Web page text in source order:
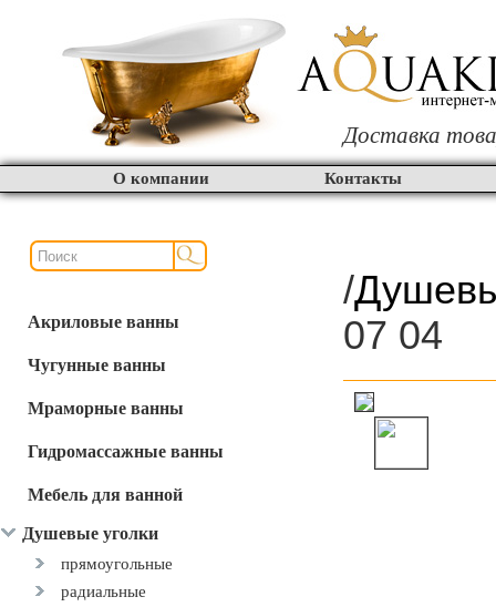
Доставка
О компании Контакты
Акриловые ванны
Чугунные ванны
Мраморные ванны
Гидромассажные ванны
Мебель для ванной
Душевые уголки
прямоугольные
радиальные
/
07 04